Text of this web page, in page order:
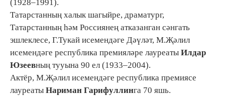
(1928–1991).
Татарстанның халык шагыйре, драматург,
Татарстанның һәм Россиянең атказанган сәнгать
эшлеклесе, Г.Тукай исемендәге Дәүләт, М.Җәлил
исемендәге республика премияләре лауреаты Илдар
Юзеевның тууына 90 ел (1933–2004).
Актёр, М.Җәлил исемендәге республика премиясе
лауреаты Нариман Гарифуллинга 70 яшь.